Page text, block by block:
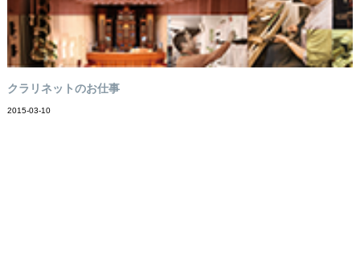
クラリネットのお仕事
2015-03-10